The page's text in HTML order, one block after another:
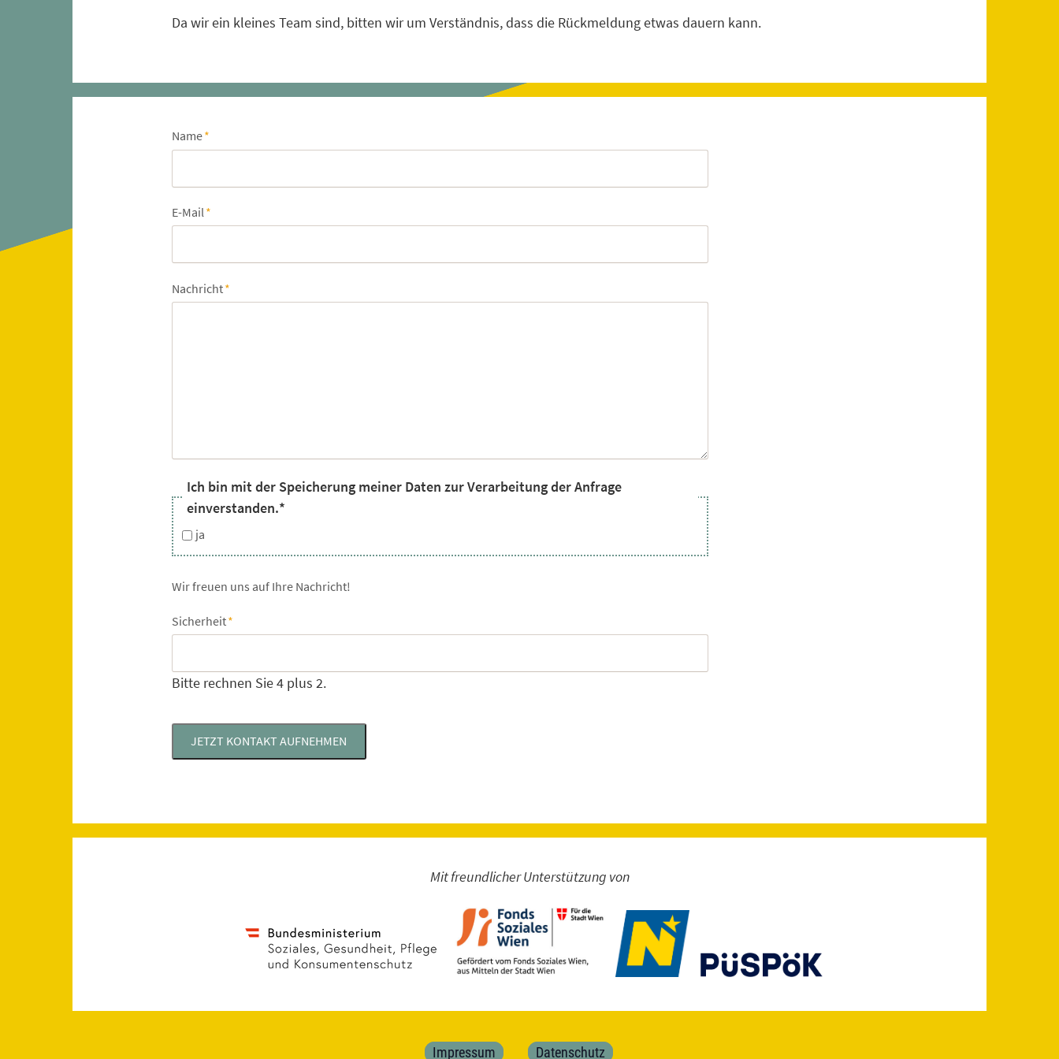
Adventkalender
Da wir ein kleines Team sind, bitten wir um Verständnis, dass die Rückmeldung etwas dauern kann.
Pflichtfeld
Name*
Pflichtfeld
E-Mail*
Pflichtfeld
Nachricht*
Pflichtfeld
Ich bin mit der Speicherung meiner Daten zur Verarbeitung der Anfrage
einverstanden.*
ja
Wir freuen uns auf Ihre Nachricht!
Pflichtfeld
Sicherheit*
Bitte rechnen Sie 4 plus 2.
JETZT KONTAKT AUFNEHMEN
Mit freundlicher Unterstützung von
Navigation
Impressum Datenschutz